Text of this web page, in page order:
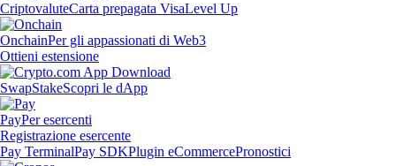
CriptovaluteCarta prepagata VisaLevel Up
OnchainPer gli appassionati di Web3
Ottieni estensione
SwapStakeScopri le dApp
PayPer esercenti
Registrazione esercente
Pay TerminalPay SDKPlugin eCommercePronostici